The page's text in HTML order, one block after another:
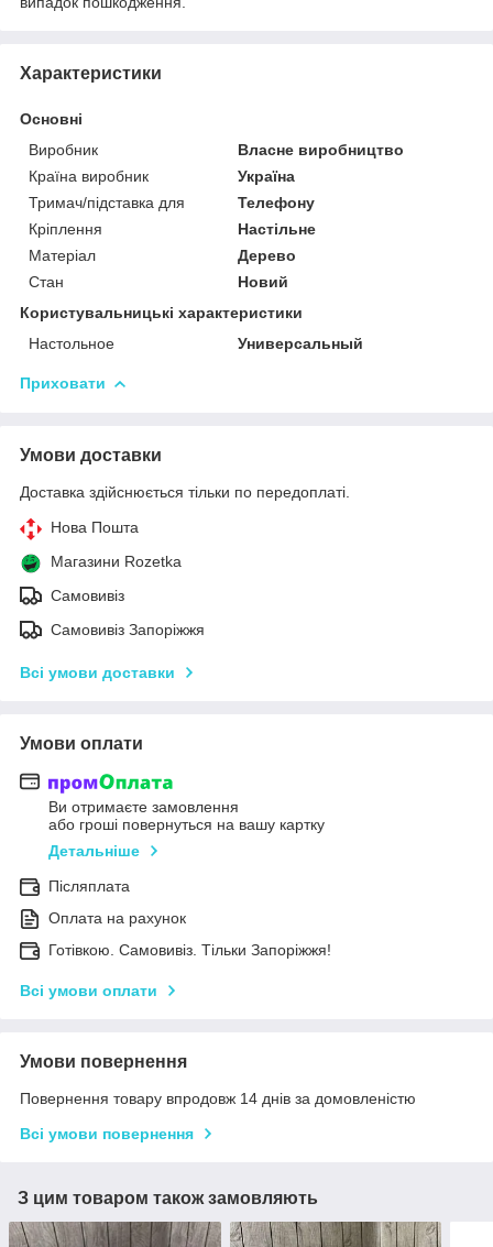
Характеристики
Основні
Виробник
Власне виробництво
Країна виробник
Україна
Тримач/підставка для
Телефону
Кріплення
Настільне
Матеріал
Дерево
Стан
Новий
Користувальницькі характеристики
Настольное
Универсальный
Приховати
Умови доставки
Доставка здійснюється тільки по передоплаті.
Нова Пошта
Магазини Rozetka
Самовивіз
Самовивіз Запоріжжя
Всі умови доставки
Умови оплати
Ви отримаєте замовлення
або гроші повернуться на вашу картку
Детальніше
Післяплата
Оплата на рахунок
Готівкою. Самовивіз. Тільки Запоріжжя!
Всі умови оплати
Умови повернення
Повернення товару впродовж 14 днів за домовленістю
Всі умови повернення
З цим товаром також замовляють